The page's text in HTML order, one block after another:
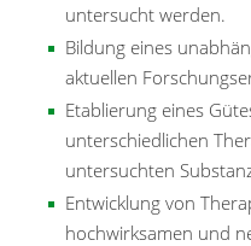
untersucht werden.
Bildung eines
aktuellen
Etablierung eines
unterschiedlichen
untersuchten
Entwicklung von
hochwirksamen und